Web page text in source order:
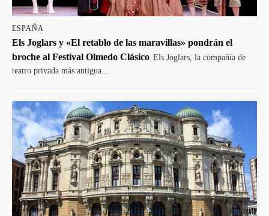
ESPAÑA
Els Joglars y «El retablo de las maravillas» pondrán el
broche al Festival Olmedo Clásico Els Joglars, la compañía de
teatro privada más antigua...